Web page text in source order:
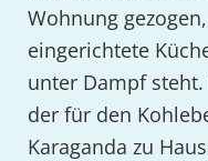
Wohnung
eingerichtete
unter Dampf
der für den
Karaganda zu